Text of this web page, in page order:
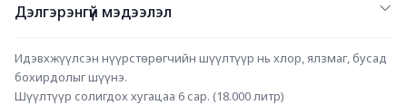
Дэлгэрэнгүй мэдээлэл
Идэвхжүүлсэн нүүрстөрөгчийн шүүлтүүр нь хлор, ялзмаг, бусад
бохирдолыг шүүнэ.
Шүүлтүүр солигдох хугацаа 6 сар. (18.000 литр)